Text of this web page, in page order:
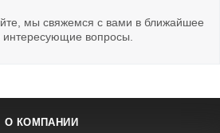
мы свяжемся с вами в ближайшее
вопросы.
О КОМПАНИИ